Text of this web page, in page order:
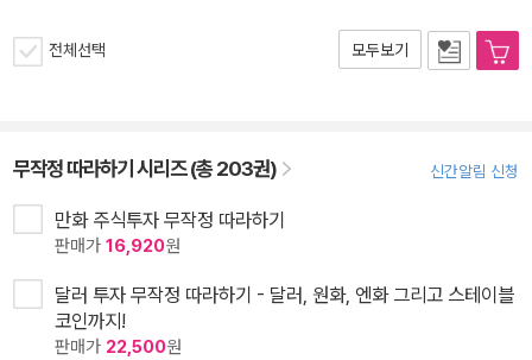
전체선택 모두보기
무작정 따라하기 시리즈 (총 203권) 신간알림 신청
만화 주식투자 무작정 따라하기
판매가 16,920원
달러 투자 무작정 따라하기 - 달러, 원화, 엔화 그리고 스테이블
코인까지!
판매가 22,500원